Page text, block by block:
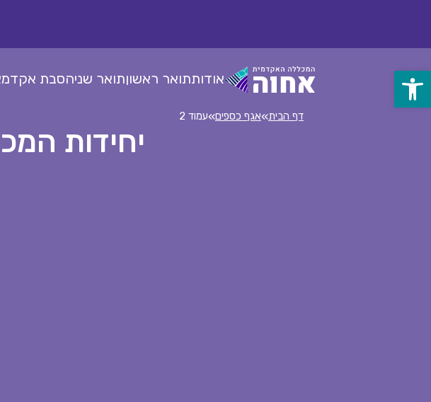
פתח
אודותתואר ראשוןתואר שניהסבת
דף הבית»אגף כספים»עמוד 2
יחידות